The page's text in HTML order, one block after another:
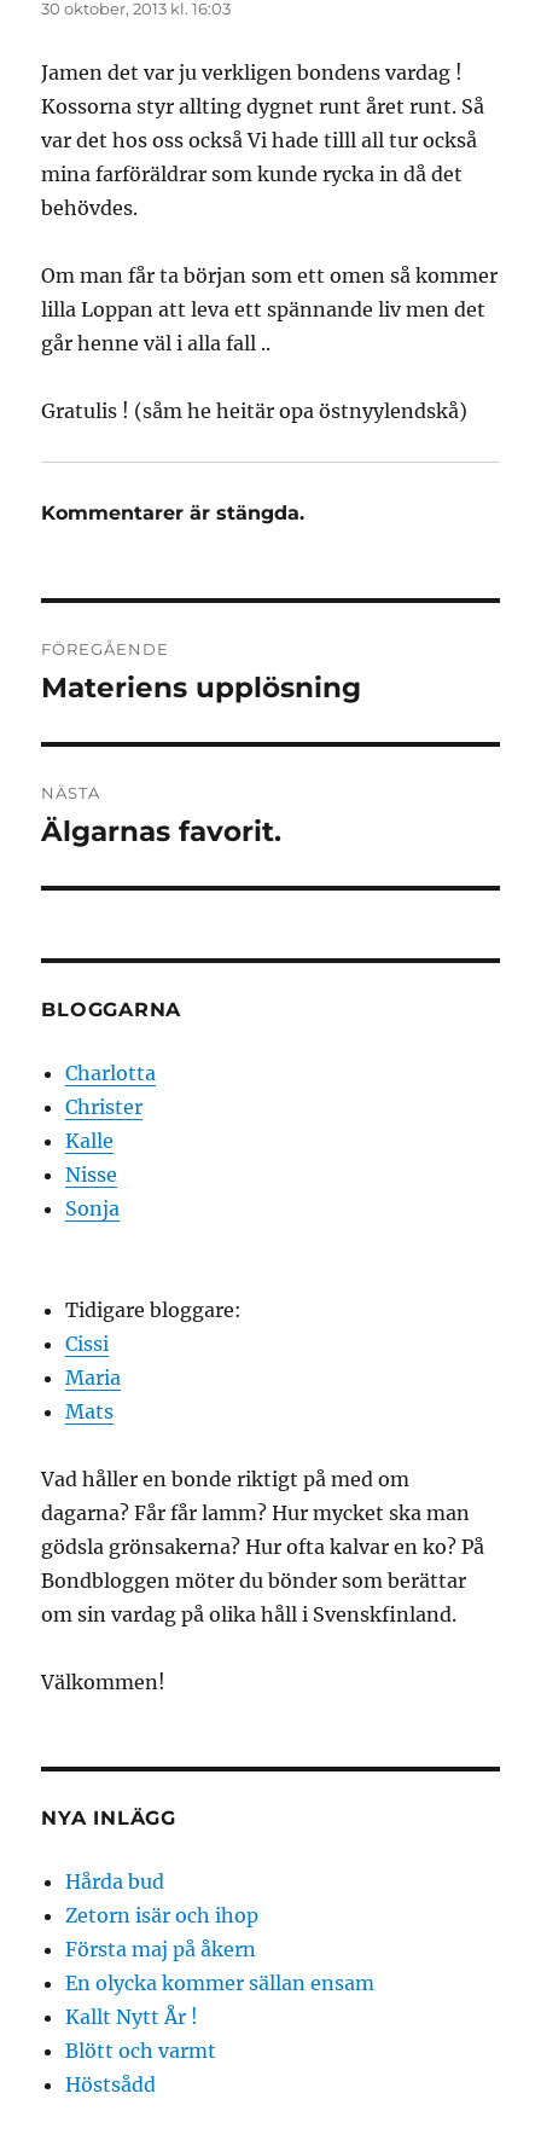
30 oktober, 2013 kl. 16:03
Jamen det var ju verkligen bondens vardag !
Kossorna styr allting dygnet runt året runt. Så
var det hos oss också Vi hade tilll all tur också
mina farföräldrar som kunde rycka in då det
behövdes.
Om man får ta början som ett omen så kommer
lilla Loppan att leva ett spännande liv men det
går henne väl i alla fall ..
Gratulis ! (såm he heitär opa östnyylendskå)
Kommentarer är stängda.
FÖREGÅENDE
Föregående
Materiens upplösning
NÄSTA
Nästa
Älgarnas favorit.
BLOGGARNA
Charlotta
Christer
Kalle
Nisse
Sonja
Tidigare bloggare:
Cissi
Maria
Mats
Vad håller en bonde riktigt på med om
dagarna? Får får lamm? Hur mycket ska man
gödsla grönsakerna? Hur ofta kalvar en ko? På
Bondbloggen möter du bönder som berättar
om sin vardag på olika håll i Svenskfinland.
Välkommen!
NYA INLÄGG
Hårda bud
Zetorn isär och ihop
Första maj på åkern
En olycka kommer sällan ensam
Kallt Nytt År !
Blött och varmt
Höstsådd